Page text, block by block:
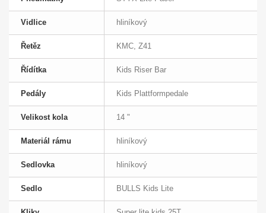
Vidlice hliníkový
Řetěz KMC, Z41
Řídítka Kids Riser Bar
Pedály Kids Plattformpedale
Velikost kola 14 "
Materiál rámu hliníkový
Sedlovka hliníkový
Sedlo BULLS Kids Lite